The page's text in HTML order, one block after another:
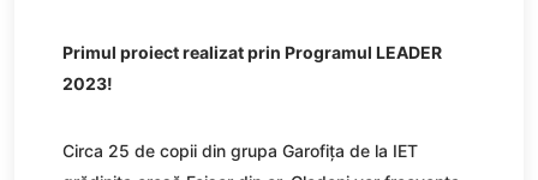
Primul proiect realizat prin Programul LEADER
2023!
Circa 25 de copii din grupa Garofița de la IET